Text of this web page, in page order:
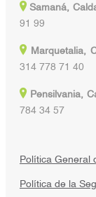
Samaná,
91 99
Marquetalia,
314 778 71 40
Pensilvania,
784 34 57
Política General
Política de la